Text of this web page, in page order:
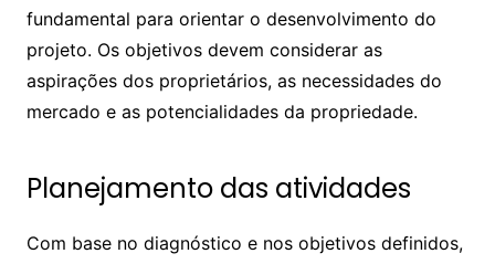
fundamental para orientar o desenvolvimento do
projeto. Os objetivos devem considerar as
aspirações dos proprietários, as necessidades do
mercado e as potencialidades da propriedade.
Planejamento das atividades
Com base no diagnóstico e nos objetivos definidos,